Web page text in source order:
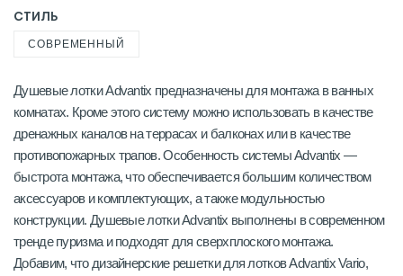
СТИЛЬ
СОВРЕМЕННЫЙ
Душевые лотки Advantix предназначены для монтажа в ванных
комнатах. Кроме этого систему можно использовать в качестве
дренажных каналов на террасах и балконах или в качестве
противопожарных трапов. Особенность системы Advantix —
быстрота монтажа, что обеспечивается большим количеством
аксессуаров и комплектующих, а также модульностью
конструкции. Душевые лотки Advantix выполнены в современном
тренде пуризма и подходят для сверхплоского монтажа.
Добавим, что дизайнерские решетки для лотков Advantix Vario,